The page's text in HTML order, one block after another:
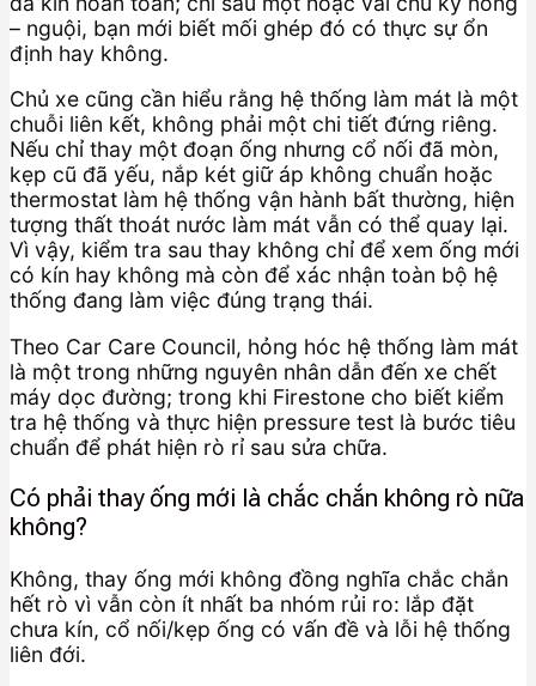
– nguội, bạn mới biết mối ghép đó có thực sự ổn
định hay không.
Chủ xe cũng cần hiểu rằng hệ thống làm mát là một
chuỗi liên kết, không phải một chi tiết đứng riêng.
Nếu chỉ thay một đoạn ống nhưng cổ nối đã mòn,
kẹp cũ đã yếu, nắp két giữ áp không chuẩn hoặc
thermostat làm hệ thống vận hành bất thường, hiện
tượng thất thoát nước làm mát vẫn có thể quay lại.
Vì vậy, kiểm tra sau thay không chỉ để xem ống mới
có kín hay không mà còn để xác nhận toàn bộ hệ
thống đang làm việc đúng trạng thái.
Theo Car Care Council, hỏng hóc hệ thống làm mát
là một trong những nguyên nhân dẫn đến xe chết
máy dọc đường; trong khi Firestone cho biết kiểm
tra hệ thống và thực hiện pressure test là bước tiêu
chuẩn để phát hiện rò rỉ sau sửa chữa.
Có phải thay ống mới là chắc chắn không rò nữa
không?
Không, thay ống mới không đồng nghĩa chắc chắn
hết rò vì vẫn còn ít nhất ba nhóm rủi ro: lắp đặt
chưa kín, cổ nối/kẹp ống có vấn đề và lỗi hệ thống
liên đới.